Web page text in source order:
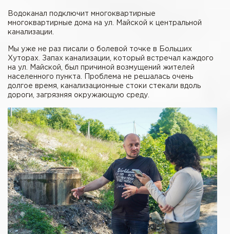
Водоканал подключит многоквартирные
многоквартирные дома на ул. Майской к центральной
канализации.
Мы уже не раз писали о болевой точке в Больших
Хуторах. Запах канализации, который встречал каждого
на ул. Майской, был причиной возмущений жителей
населенного пункта. Проблема не решалась очень
долгое время, канализационные стоки стекали вдоль
дороги, загрязняя окружающую среду.